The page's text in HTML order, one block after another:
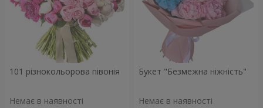
101 різнокольорова півонія
Немає в наявності
Букет "Безмежна ніжність"
Немає в наявності